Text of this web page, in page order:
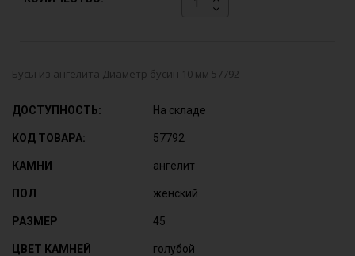
Бусы из ангелита Диаметр бусин 10 мм 57792
ДОСТУПНОСТЬ: На складе
КОД ТОВАРА: 57792
КАМНИ ангелит
ПОЛ женский
РАЗМЕР 45
ЦВЕТ КАМНЕЙ голубой